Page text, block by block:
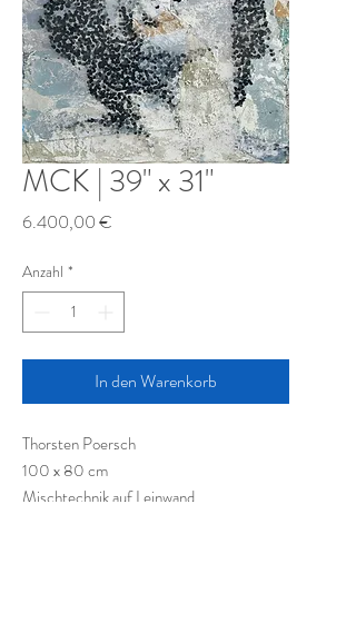
MCK | 39" x 31"
6.400,00 €
Anzahl *
In den Warenkorb
Thorsten Poersch
100 x 80 cm
Mischtechnik auf Leinwand